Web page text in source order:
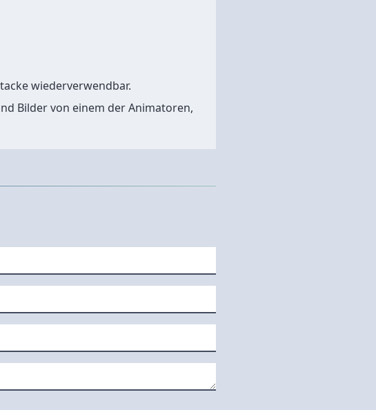
wiederverwendbar.
Bilder von einem der Animatoren,